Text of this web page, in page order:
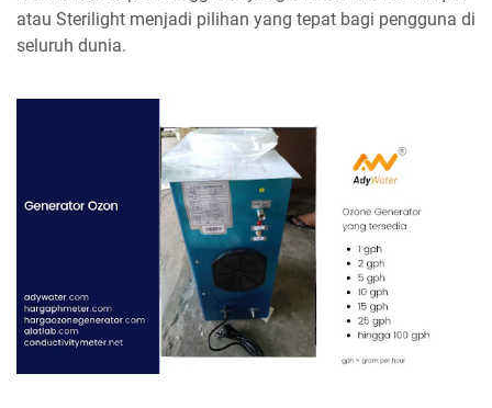
atau Sterilight menjadi pilihan yang tepat bagi pengguna di
seluruh dunia.